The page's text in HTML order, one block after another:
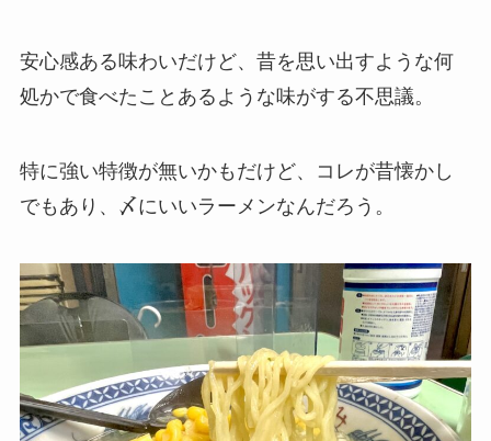
安心感ある味わいだけど、昔を思い出すような何
処かで食べたことあるような味がする不思議。
特に強い特徴が無いかもだけど、コレが昔懐かし
でもあり、〆にいいラーメンなんだろう。